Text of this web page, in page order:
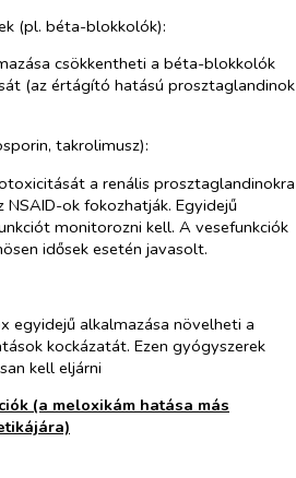
(pl. béta-blokkolók):
csökkentheti a béta-blokkolók
(az értágító hatású prosztaglandinok
takrolimusz):
a renális prosztaglandinokra
ok fokozhatják. Egyidejű
monitorozni kell. A vesefunkciók
idősek esetén javasolt.
egyidejű alkalmazása növelheti a
kockázatát. Ezen gyógyszerek
kell eljárni
(a meloxikám hatása más